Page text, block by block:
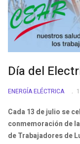
Día del
ENERGÍA ELÉCTRICA
Cada 13 de julio se
conmemoración de
de Trabajadores de